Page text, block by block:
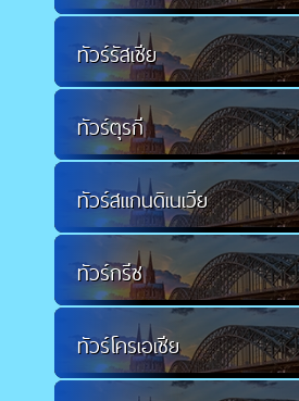
ทัวร์รัสเซีย
ทัวร์ตุรกี
ทัวร์สแกนดิเนเวีย
ทัวร์กรีซ
ทัวร์โครเอเชีย